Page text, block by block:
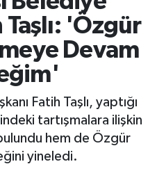
Taşlı: 'Özgür
Devam
Fatih Taşlı, yaptığı
tartışmalara ilişkin
hem de Özgür
yineledi.